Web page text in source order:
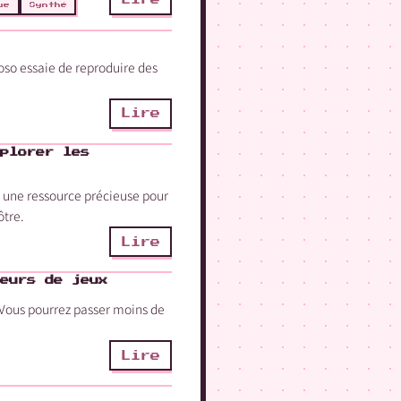
Synthé
essaie de reproduire des
Lire
les
ressource précieuse pour
Lire
de jeux
pourrez passer moins de
Lire